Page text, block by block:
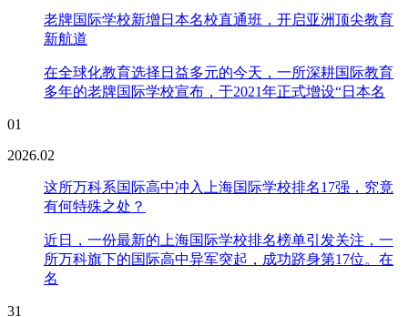
老牌国际学校新增日本名校直通班，开启亚洲顶尖教育
新航道
在全球化教育选择日益多元的今天，一所深耕国际教育
多年的老牌国际学校宣布，于2021年正式增设“日本名
01
2026.02
这所万科系国际高中冲入上海国际学校排名17强，究竟
有何特殊之处？
近日，一份最新的上海国际学校排名榜单引发关注，一
所万科旗下的国际高中异军突起，成功跻身第17位。在
名
31